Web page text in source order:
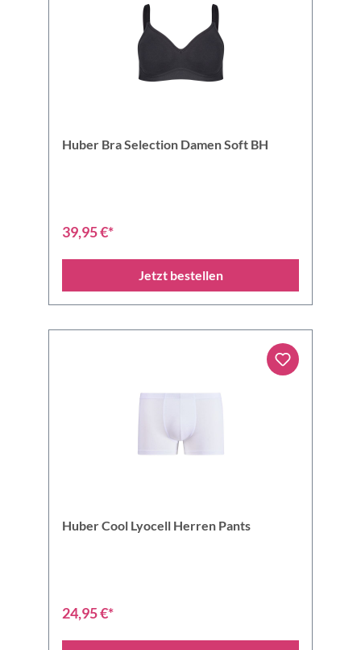
Huber Bra Selection Damen Soft BH
39,95 €*
Jetzt bestellen
Huber Cool Lyocell Herren Pants
24,95 €*